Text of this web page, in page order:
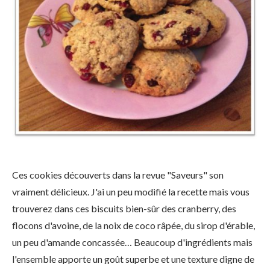
Ces cookies découverts dans la revue "Saveurs" son
vraiment délicieux. J'ai un peu modifié la recette mais vous
trouverez dans ces biscuits bien-sûr des cranberry, des
flocons d'avoine, de la noix de coco râpée, du sirop d'érable,
un peu d'amande concassée… Beaucoup d'ingrédients mais
l'ensemble apporte un goût superbe et une texture digne de